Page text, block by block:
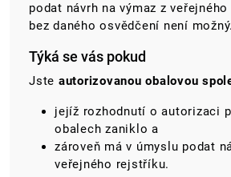
podat návrh na výmaz z
bez daného osvědčení není možný.
Týká se vás pokud
Jste autorizovanou obalovou
jejíž rozhodnutí o autorizaci
obalech zaniklo a
zároveň má v úmyslu podat
veřejného rejstříku.